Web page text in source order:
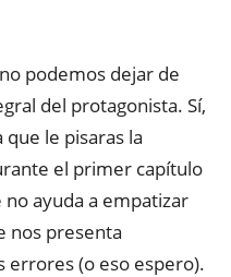
podemos dejar de
del protagonista. Sí,
le pisaras la
el primer capítulo
ayuda a empatizar
nos presenta
errores (o eso espero).